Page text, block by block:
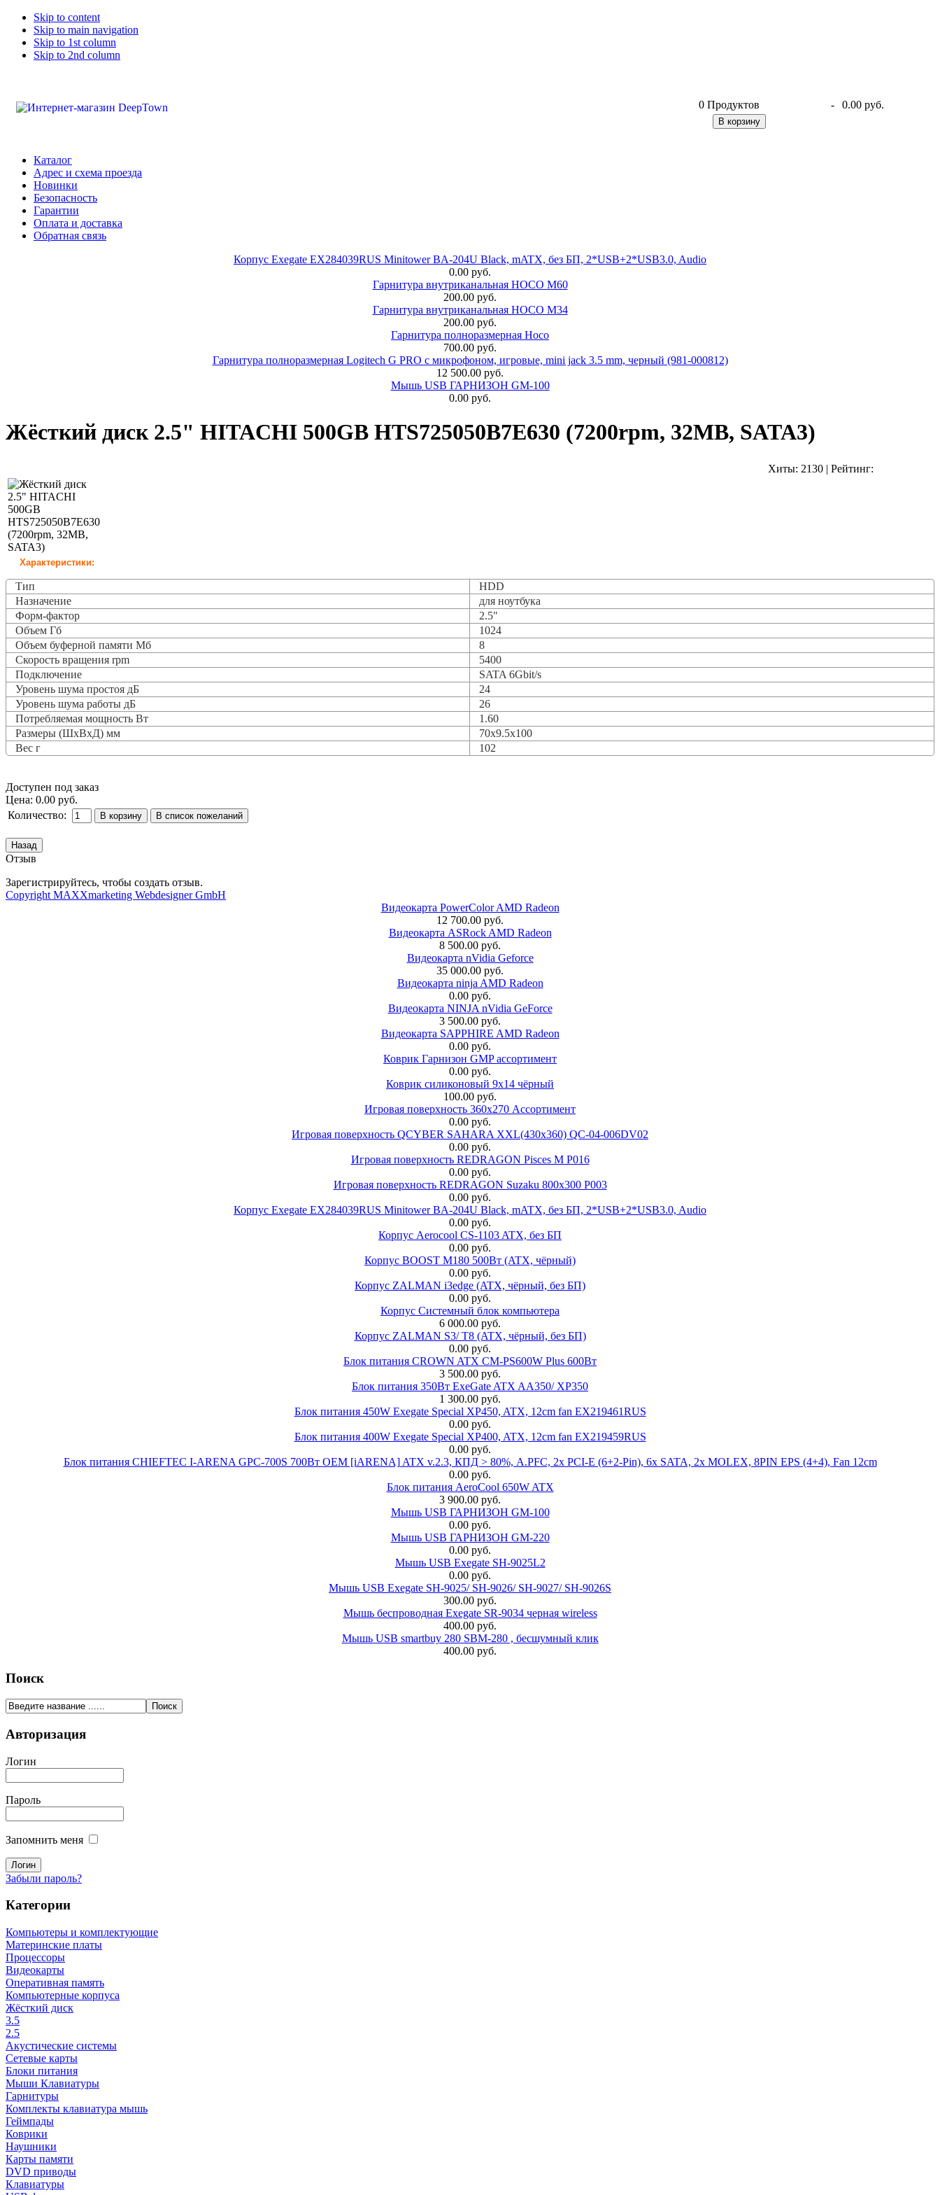
Skip to content
Skip to main navigation
Skip to 1st column
Skip to 2nd column
0 Продуктов - 0.00 руб.
В корзину
Каталог
Адрес и схема проезда
Новинки
Безопасность
Гарантии
Оплата и доставка
Обратная связь
Корпус Exegate EX284039RUS Minitower BA-204U Black, mATX, без БП, 2*USB+2*USB3.0, Audio
0.00 руб.
Гарнитура внутриканальная HOCO M60
200.00 руб.
Гарнитура внутриканальная HOCO M34
200.00 руб.
Гарнитура полноразмерная Hoco
700.00 руб.
Гарнитура полноразмерная Logitech G PRO с микрофоном, игровые, mini jack 3.5 mm, черный (981-000812)
12 500.00 руб.
Мышь USB ГАРНИЗОН GM-100
0.00 руб.
Жёсткий диск 2.5" HITACHI 500GB HTS725050B7E630 (7200rpm, 32MB, SATA3)
Хиты: 2130 | Рейтинг:
Характеристики:
Тип
HDD
Назначение
для ноутбука
Форм-фактор
2.5"
Объем Гб
1024
Объем буферной памяти Мб
8
Скорость вращения rpm
5400
Подключение
SATA 6Gbit/s
Уровень шума простоя дБ
24
Уровень шума работы дБ
26
Потребляемая мощность Вт
1.60
Размеры (ШхВхД) мм
70x9.5x100
Вес г
102
Доступен под заказ
Цена: 0.00 руб.
Количество:
Отзыв
Зарегистрируйтесь, чтобы создать отзыв.
Copyright MAXXmarketing Webdesigner GmbH
Видеокарта PowerColor AMD Radeon
12 700.00 руб.
Видеокарта ASRock AMD Radeon
8 500.00 руб.
Видеокарта nVidia Geforce
35 000.00 руб.
Видеокарта ninja AMD Radeon
0.00 руб.
Видеокарта NINJA nVidia GeForce
3 500.00 руб.
Видеокарта SAPPHIRE AMD Radeon
0.00 руб.
Коврик Гарнизон GMP ассортимент
0.00 руб.
Коврик силиконовый 9х14 чёрный
100.00 руб.
Игровая поверхность 360x270 Ассортимент
0.00 руб.
Игровая поверхность QCYBER SAHARA XXL(430x360) QC-04-006DV02
0.00 руб.
Игровая поверхность REDRAGON Pisces M P016
0.00 руб.
Игровая поверхность REDRAGON Suzaku 800x300 P003
0.00 руб.
Корпус Exegate EX284039RUS Minitower BA-204U Black, mATX, без БП, 2*USB+2*USB3.0, Audio
0.00 руб.
Корпус Aerocool CS-1103 ATX, без БП
0.00 руб.
Корпус BOOST M180 500Вт (ATX, чёрный)
0.00 руб.
Корпус ZALMAN i3edge (ATX, чёрный, без БП)
0.00 руб.
Корпус Системный блок компьютера
6 000.00 руб.
Корпус ZALMAN S3/ T8 (ATX, чёрный, без БП)
0.00 руб.
Блок питания CROWN ATX CM-PS600W Plus 600Вт
3 500.00 руб.
Блок питания 350Вт ExeGate ATX AA350/ XP350
1 300.00 руб.
Блок питания 450W Exegate Special XP450, ATX, 12cm fan EX219461RUS
0.00 руб.
Блок питания 400W Exegate Special XP400, ATX, 12cm fan EX219459RUS
0.00 руб.
Блок питания CHIEFTEC I-ARENA GPC-700S 700Вт OEM [iARENA] ATX v.2.3, КПД > 80%, A.PFC, 2x PCI-E (6+2-Pin), 6x SATA, 2x MOLEX, 8PIN EPS (4+4), Fan 12cm
0.00 руб.
Блок питания AeroCool 650W ATX
3 900.00 руб.
Мышь USB ГАРНИЗОН GM-100
0.00 руб.
Мышь USB ГАРНИЗОН GM-220
0.00 руб.
Мышь USB Exegate SH-9025L2
0.00 руб.
Мышь USB Exegate SH-9025/ SH-9026/ SH-9027/ SH-9026S
300.00 руб.
Мышь беспроводная Exegate SR-9034 черная wireless
400.00 руб.
Мышь USB smartbuy 280 SBM-280 , бесшумный клик
400.00 руб.
Поиск
Авторизация
Логин
Пароль
Запомнить меня
Забыли пароль?
Категории
Компьютеры и комплектующие
Материнские платы
Процессоры
Видеокарты
Оперативная память
Компьютерные корпуса
Жёсткий диск
3.5
2.5
Акустические системы
Сетевые карты
Блоки питания
Мыши Клавиатуры
Гарнитуры
Комплекты клавиатура мышь
Геймпады
Коврики
Наушники
Карты памяти
DVD приводы
Клавиатуры